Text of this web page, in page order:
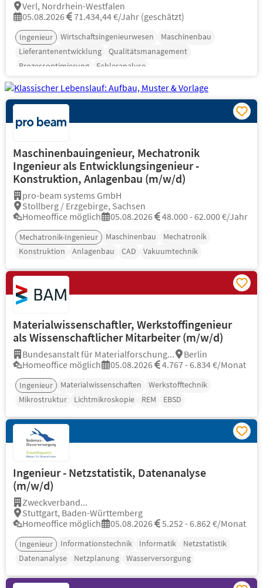
Verl, Nordrhein-Westfalen
05.08.2026
71.434,44 €/Jahr (geschätzt)
Ingenieur Wirtschaftsingenieurwesen
Maschinenbau
Lieferantenentwicklung
Qualitätsmanagement
Prozessoptimierung
Fehleranalyse
Maschinenbauingenieur, Mechatronik
Ingenieur als Entwicklungsingenieur -
Konstruktion, Anlagenbau (m/w/d)
pro-beam systems GmbH
Stollberg / Erzgebirge, Sachsen
Homeoffice möglich
05.08.2026 48.000 - 62.000 €/Jahr
Mechatronik-Ingenieur Maschinenbau
Mechatronik
Konstruktion
Anlagenbau CAD Vakuumtechnik
Materialwissenschaftler, Werkstoffingenieur
als Wissenschaftlicher Mitarbeiter (m/w/d)
Bundesanstalt für Materialforschung...
Berlin
Homeoffice möglich
05.08.2026 4.767 - 6.834 €/Monat
Ingenieur Materialwissenschaften
Werkstofftechnik
Mikrostruktur
Lichtmikroskopie REM EBSD
Ingenieur - Netzstatistik, Datenanalyse
(m/w/d)
Zweckverband...
Stuttgart, Baden-Württemberg
Homeoffice möglich
05.08.2026 5.252 - 6.862 €/Monat
Ingenieur Informationstechnik Informatik
Netzstatistik
Datenanalyse
Netzplanung Wasserversorgung